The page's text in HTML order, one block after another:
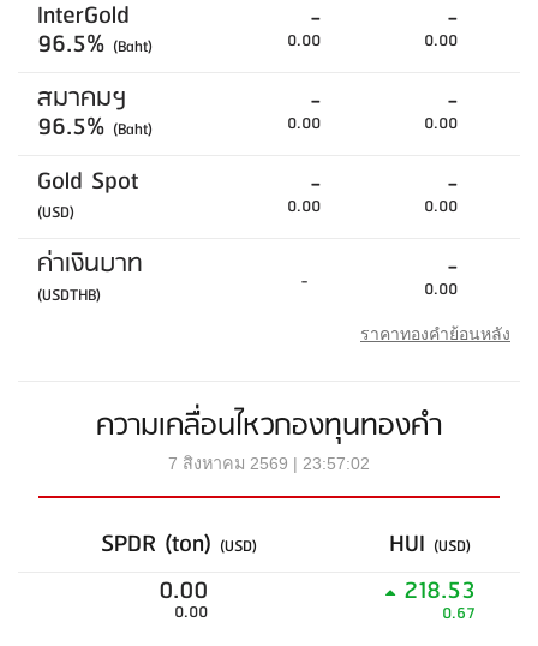
InterGold
96.5% (Baht)
-
0.00
-
0.00
สมาคมฯ
96.5% (Baht)
-
0.00
-
0.00
Gold Spot
(USD)
-
0.00
-
0.00
ค่าเงินบาท
(USDTHB) - -
0.00
ราคาทองคำย้อนหลัง
ความเคลื่อนไหวกองทุนทองคำ
7 สิงหาคม 2569 | 23:57:02
SPDR (ton) (USD) HUI (USD)
0.00
0.00
218.53
0.67